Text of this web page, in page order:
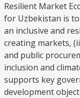
Resilient Market
for Uzbekistan is
an inclusive and
creating markets,
and public
inclusion and
supports key
development